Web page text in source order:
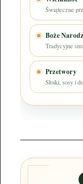
Świąteczne
Boże
Tradycyjne
Przetwory
Słoiki, sosy i